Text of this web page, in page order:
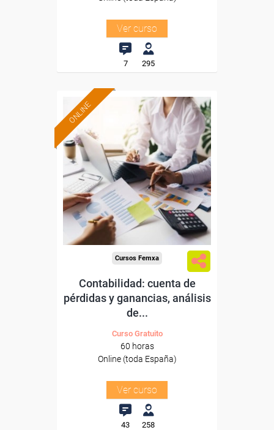
Ver curso
7 295
ONLINE
Formación 100%
subvencionada.
Para desempleados,
trabajadores y autónomos.
Sector
-Industria Química.
Cursos Femxa
Contabilidad: cuenta de
pérdidas y ganancias, análisis
de...
Curso Gratuito
60 horas
Online (toda España)
Ver curso
43 258